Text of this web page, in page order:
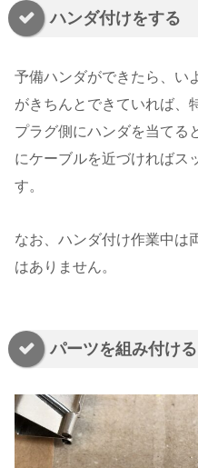
ハンダ付けをする
予備ハンダができたら、い
がきちんとできていれば、
プラグ側にハンダを当てる
にケーブルを近づければス
す。
なお、ハンダ付け作業中は
はありません。
パーツを組み付ける